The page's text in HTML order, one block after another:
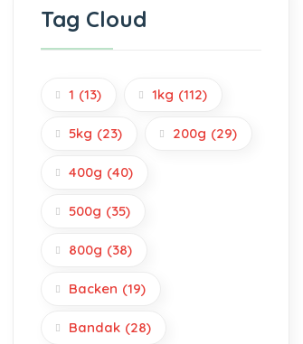
Tag Cloud
1 (13) 1kg (112)
5kg (23) 200g (29)
400g (40)
500g (35)
800g (38)
Backen (19)
Bandak (28)